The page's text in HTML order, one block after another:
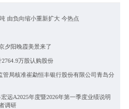
由负向缩小重新扩大 今热点
夕阳晚霞美景来了
万股认购股份
局核准崔勐恒丰银行股份有限公司青岛分
远A2025年度暨2026年第一季度业绩说明
调研